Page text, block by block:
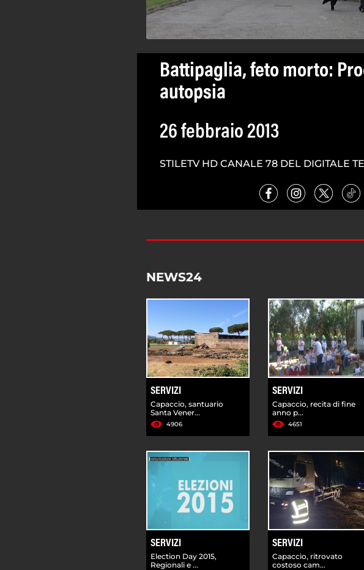
Battipaglia, feto morto:
autopsia
26 febbraio 2013
STILETV HD CANALE 78 DEL DIGITALE
NEWS24
SERVIZI
Capaccio, santuario
Santa Vener...
4906
SERVIZI
Capaccio, recita di fine
anno p...
4651
SERVIZI
Election Day 2015,
Regionali e ...
SERVIZI
Capaccio, ritrovato
costoso cam...